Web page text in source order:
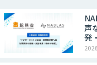
声
発